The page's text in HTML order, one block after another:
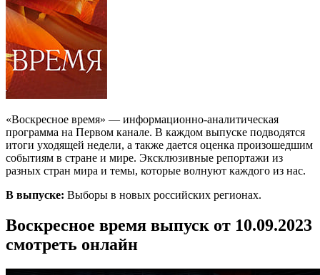
«Воскресное время» — информационно-аналитическая
программа на Первом канале. В каждом выпуске подводятся
итоги уходящей недели, а также дается оценка произошедшим
событиям в стране и мире. Эксклюзивные репортажи из
разных стран мира и темы, которые волнуют каждого из нас.
В выпуске: Выборы в новых российских регионах.
Воскресное время выпуск от 10.09.2023
смотреть онлайн